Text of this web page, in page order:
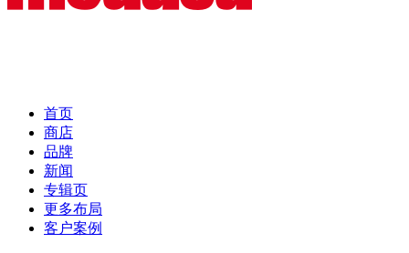
首页
商店
品牌
新闻
专辑页
更多布局
客户案例